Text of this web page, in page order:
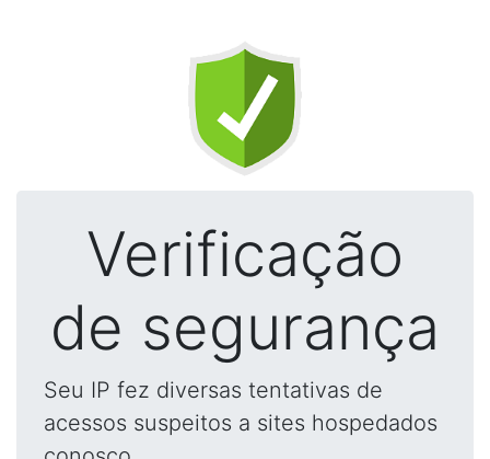
Verificação
de segurança
Seu IP fez diversas tentativas de
acessos suspeitos a sites hospedados